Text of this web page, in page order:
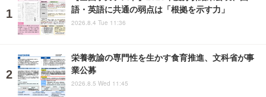
語・英語に共通の弱点は「根拠を示す力」
2026.8.4 Tue 11:36
栄養教諭の専門性を生かす食育推進、文科省が事
業公募
2026.8.5 Wed 11:45